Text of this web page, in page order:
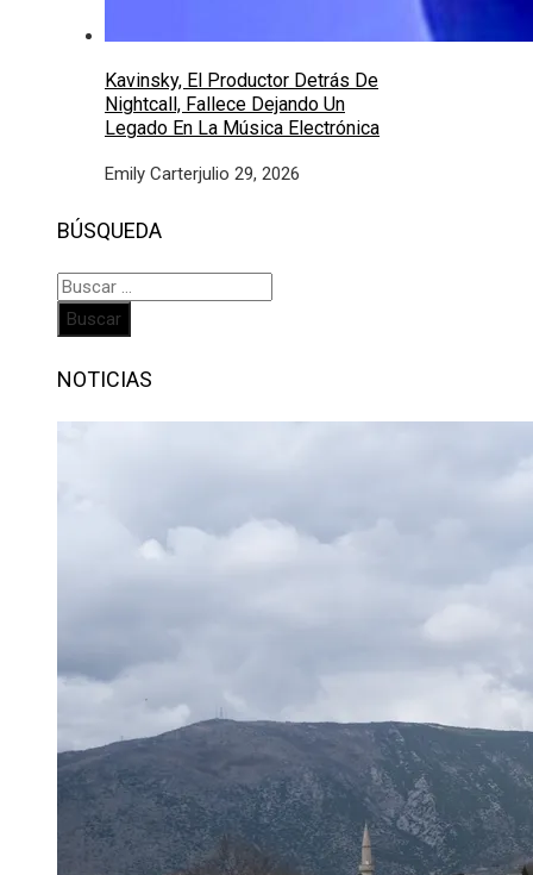
Kavinsky, El Productor Detrás De
Nightcall, Fallece Dejando Un
Legado En La Música Electrónica
Emily Carterjulio 29, 2026
BÚSQUEDA
Buscar:
NOTICIAS